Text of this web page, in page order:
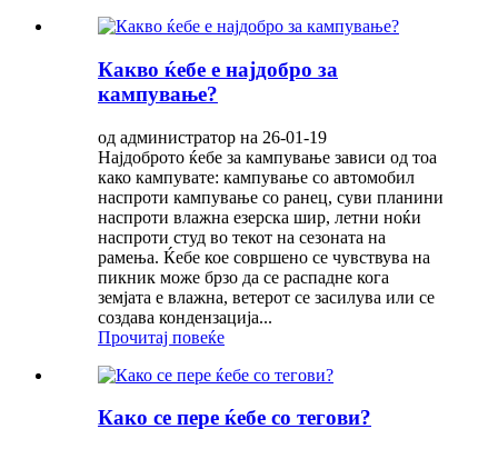
Какво ќебе е најдобро за
кампување?
од администратор на 26-01-19
Најдоброто ќебе за кампување зависи од тоа
како кампувате: кампување со автомобил
наспроти кампување со ранец, суви планини
наспроти влажна езерска шир, летни ноќи
наспроти студ во текот на сезоната на
рамења. Ќебе кое совршено се чувствува на
пикник може брзо да се распадне кога
земјата е влажна, ветерот се засилува или се
создава кондензација...
Прочитај повеќе
Како се пере ќебе со тегови?